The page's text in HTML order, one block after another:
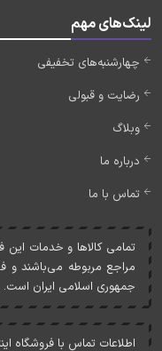
لینک‌های مهم
چهارشنبه‌های تخفیفی
رضایت و قبولی
وبلاگ
درباره ما
تماس با ما
تمامی کالاها و خدمات
مراجع مربوطه می‌باشند و
جمهوری اسلامی ايران است.
اطلاعات تماس با فروشگاه